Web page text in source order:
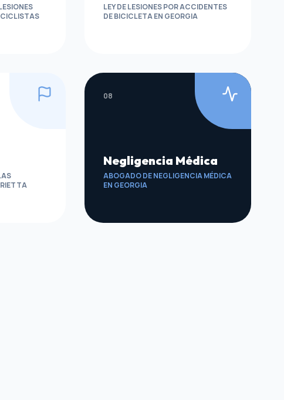
LEY DE LESIONES POR ACCIDENTES
DE BICICLETA EN GEORGIA
08
Negligencia Médica
ABOGADO DE NEGLIGENCIA MÉDICA
EN GEORGIA